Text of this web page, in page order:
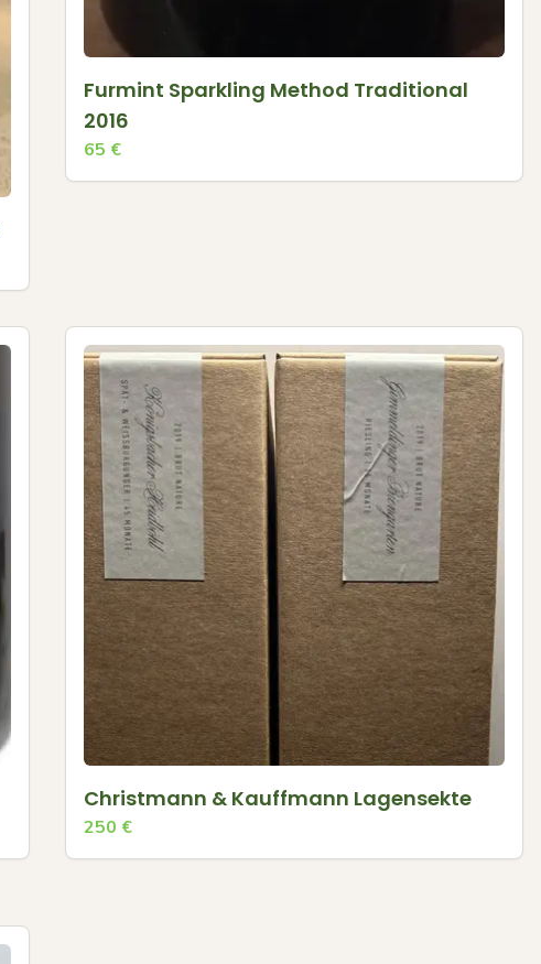
Furmint Sparkling Method Traditional
2016
65 €
Christmann & Kauffmann Lagensekte
250 €